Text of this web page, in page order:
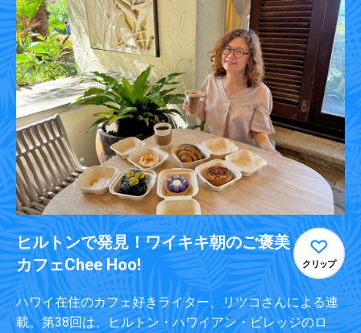
ヒルトンで発見！ワイキキ朝のご褒美
カフェChee Hoo!
クリップ
ハワイ在住のカフェ好きライター、リツコさんによる連
載。第38回は、ヒルトン・ハワイアン・ビレッジのロ